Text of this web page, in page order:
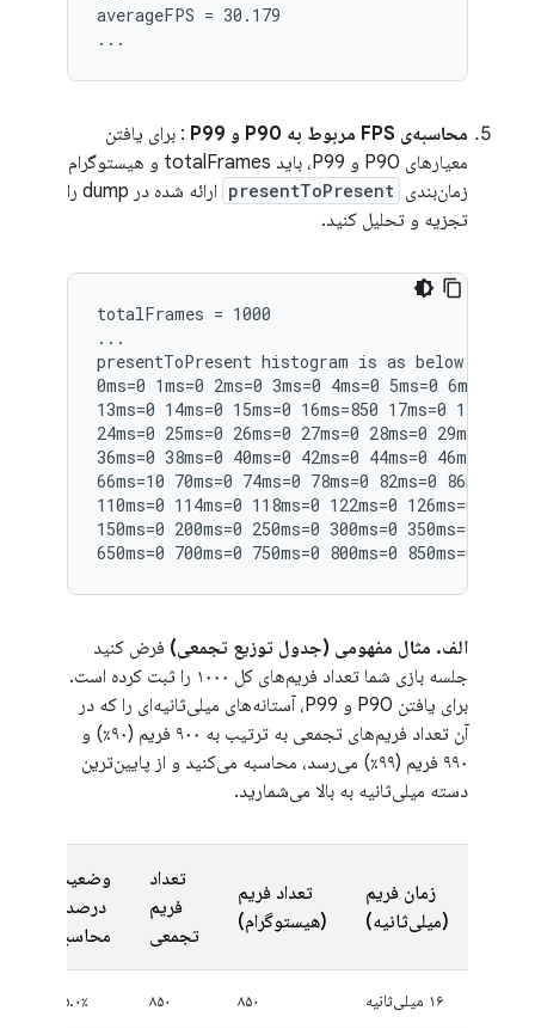
averageFPS = 30.179
محاسبه‌ی FPS مربوط به P90 و P99
: برای یافتن
معیارهای P90 و P99، باید totalFrames و هیستوگرام
زمان‌بندی presentToPresent
ارائه شده در dump را
تجزیه و تحلیل کنید.
totalFrames = 1000
...
presentToPresent histogram is as below:
0ms=0 1ms=0 2ms=0 3ms=0 4ms=0 5ms=0 6ms=0
13ms=0 14ms=0 15ms=0 16ms=850 17ms=0 18ms=0
24ms=0 25ms=0 26ms=0 27ms=0 28ms=0 29ms=0
36ms=0 38ms=0 40ms=0 42ms=0 44ms=0 46ms=0
66ms=10 70ms=0 74ms=0 78ms=0 82ms=0 86ms=0
110ms=0 114ms=0 118ms=0 122ms=0 126ms=0
150ms=0 200ms=0 250ms=0 300ms=0 350ms=0
الف. مثال مفهومی (جدول توزیع تجمعی) فرض کنید
جلسه بازی شما تعداد فریم‌های کل ۱۰۰۰ را ثبت کرده است.
برای یافتن P90 و P99، آستانه‌های میلی‌ثانیه‌ای را که در
آن تعداد فریم‌های تجمعی به ترتیب به ۹۰۰ فریم (۹۰٪) و
۹۹۰ فریم (۹۹٪) می‌رسد، محاسبه می‌کنید و از پایین‌ترین
دسته میلی‌ثانیه به بالا می‌شمارید.
زمان فریم
(میلی‌ثانیه)
تعداد فریم
(هیستوگرام)
تعداد
فریم
تجمعی
وضعیت
درصد /
محاسبه
۱۶ میلی‌ثانیه ۸۵۰ ۸۵۰ ۸۵.۰٪